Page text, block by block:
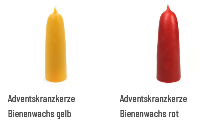
Adventskranzkerze
Bienenwachs gelb
Adventskranzkerze
Bienenwachs rot